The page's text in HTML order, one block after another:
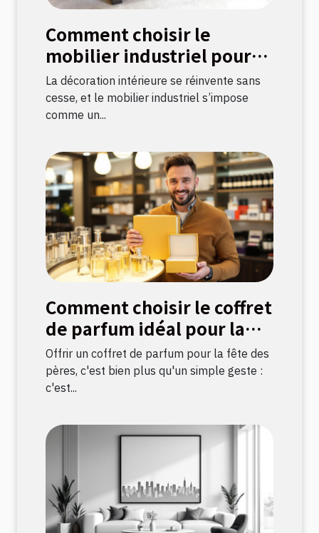
Comment choisir le
mobilier industriel pour
une décoration durable ?
La décoration intérieure se réinvente sans
cesse, et le mobilier industriel s’impose
comme un...
Comment choisir le coffret
de parfum idéal pour la
fête des pères ?
Offrir un coffret de parfum pour la fête des
pères, c'est bien plus qu'un simple geste :
c'est...